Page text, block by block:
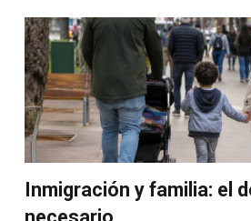
Inmigración y familia: el